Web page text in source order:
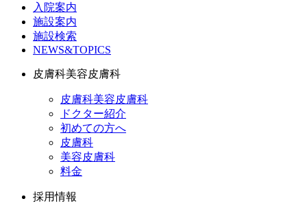
入院案内
施設案内
施設検索
NEWS&TOPICS
皮膚科美容皮膚科
皮膚科美容皮膚科
ドクター紹介
初めての方へ
皮膚科
美容皮膚科
料金
採用情報